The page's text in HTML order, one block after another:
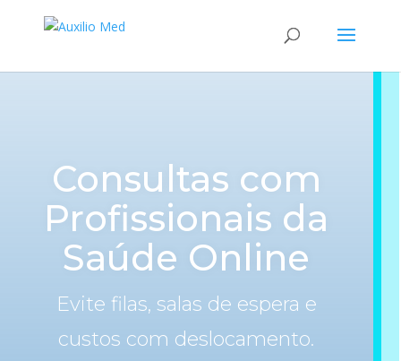
Consultas com
Profissionais da
Saúde Online
Evite filas, salas de espera e
custos com deslocamento.